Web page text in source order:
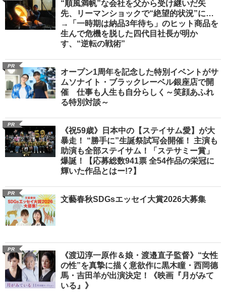
“順風満帆”な会社を父から受け継いだ矢
先、リーマンショックで“絶望的状況”に…
→「一時期は納品3年待ち」のヒット商品を
生んで危機を脱した四代目社長が明か
す、“逆転の戦術”
PR
オープン1周年を記念した特別イベントがサ
ムソナイト・ブラックレーベル銀座店で開
催 仕事も人生も自分らしく～笑顔あふれ
る特別対談～
PR
《祝59歳》日本中の【ステイサム愛】が大
暴走！ “勝手に”生誕祭試写会開催！ 主演も
助演も全部ステイサム！「ステサミー賞」
爆誕！【応募総数941票 全54作品の栄冠に
輝いた作品とはー!?】
PR
文藝春秋SDGsエッセイ大賞2026大募集
PR
《渡辺淳一原作＆娘・渡邉直子監督》“女性
の性”を真摯に描く意欲作に黒木瞳・西岡德
馬・吉田羊が出演決定！《映画『月がみて
いる』》